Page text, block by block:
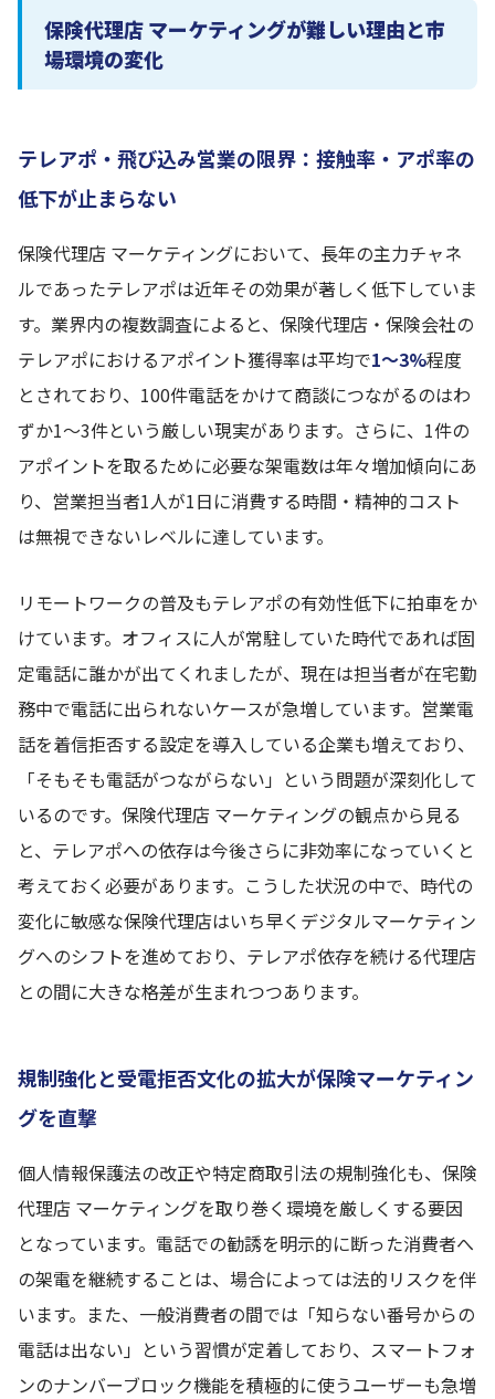
保険代理店 マーケティングが難しい理由と市
場環境の変化
テレアポ・飛び込み営業の限界：接触率・アポ率の
低下が止まらない
保険代理店 マーケティングにおいて、長年の主力チャネ
ルであったテレアポは近年その効果が著しく低下していま
す。業界内の複数調査によると、保険代理店・保険会社の
テレアポにおけるアポイント獲得率は平均で1〜3%程度
とされており、100件電話をかけて商談につながるのはわ
ずか1〜3件という厳しい現実があります。さらに、1件の
アポイントを取るために必要な架電数は年々増加傾向にあ
り、営業担当者1人が1日に消費する時間・精神的コスト
は無視できないレベルに達しています。
リモートワークの普及もテレアポの有効性低下に拍車をか
けています。オフィスに人が常駐していた時代であれば固
定電話に誰かが出てくれましたが、現在は担当者が在宅勤
務中で電話に出られないケースが急増しています。営業電
話を着信拒否する設定を導入している企業も増えており、
「そもそも電話がつながらない」という問題が深刻化して
いるのです。保険代理店 マーケティングの観点から見る
と、テレアポへの依存は今後さらに非効率になっていくと
考えておく必要があります。こうした状況の中で、時代の
変化に敏感な保険代理店はいち早くデジタルマーケティン
グへのシフトを進めており、テレアポ依存を続ける代理店
との間に大きな格差が生まれつつあります。
規制強化と受電拒否文化の拡大が保険マーケティン
グを直撃
個人情報保護法の改正や特定商取引法の規制強化も、保険
代理店 マーケティングを取り巻く環境を厳しくする要因
となっています。電話での勧誘を明示的に断った消費者へ
の架電を継続することは、場合によっては法的リスクを伴
います。また、一般消費者の間では「知らない番号からの
電話は出ない」という習慣が定着しており、スマートフォ
ンのナンバーブロック機能を積極的に使うユーザーも急増